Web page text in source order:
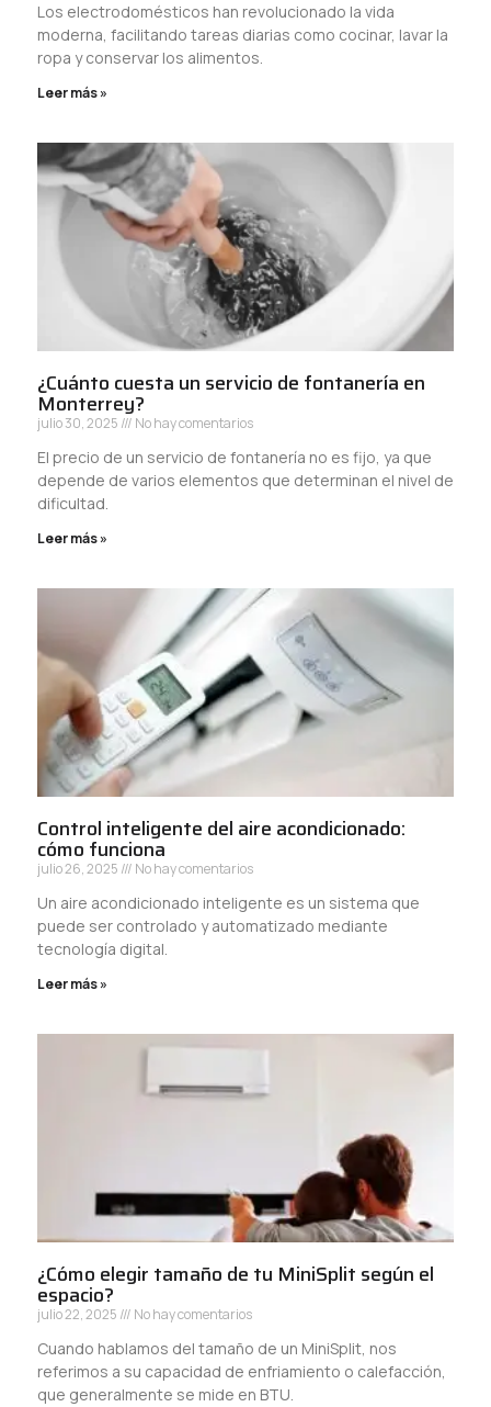
Los electrodomésticos han revolucionado la vida
moderna, facilitando tareas diarias como cocinar, lavar la
ropa y conservar los alimentos.
Leer más »
¿Cuánto cuesta un servicio de fontanería en
Monterrey?
julio 30, 2025 No hay comentarios
El precio de un servicio de fontanería no es fijo, ya que
depende de varios elementos que determinan el nivel de
dificultad.
Leer más »
Control inteligente del aire acondicionado:
cómo funciona
julio 26, 2025 No hay comentarios
Un aire acondicionado inteligente es un sistema que
puede ser controlado y automatizado mediante
tecnología digital.
Leer más »
¿Cómo elegir tamaño de tu MiniSplit según el
espacio?
julio 22, 2025 No hay comentarios
Cuando hablamos del tamaño de un MiniSplit, nos
referimos a su capacidad de enfriamiento o calefacción,
que generalmente se mide en BTU.